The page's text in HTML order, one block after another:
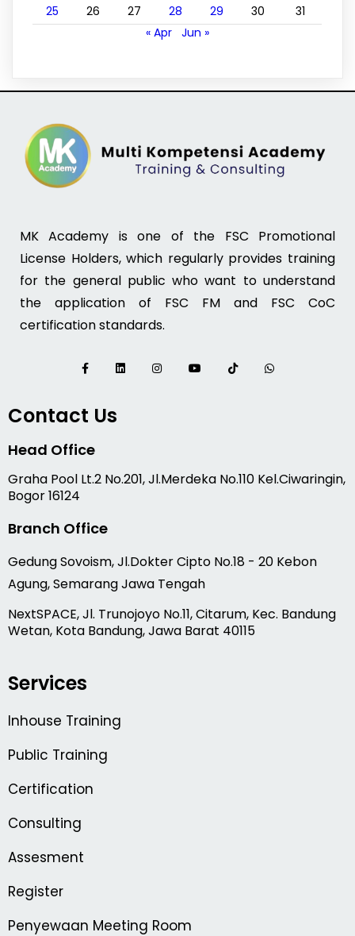
25
26 27 28 29 30
31
« Apr Jun »
MK Academy is one of the FSC Promotional
License Holders, which regularly provides training
for the general public who want to understand
the application of FSC FM and FSC CoC
certification standards.
Contact Us
Head Office
Graha Pool Lt.2 No.201, Jl.Merdeka No.110 Kel.Ciwaringin,
Bogor 16124
Branch Office
Gedung Sovoism, Jl.Dokter Cipto No.18 - 20 Kebon
Agung, Semarang Jawa Tengah
NextSPACE, Jl. Trunojoyo No.11, Citarum, Kec. Bandung
Wetan, Kota Bandung, Jawa Barat 40115
Services
Inhouse Training
Public Training
Certification
Consulting
Assesment
Register
Penyewaan Meeting Room